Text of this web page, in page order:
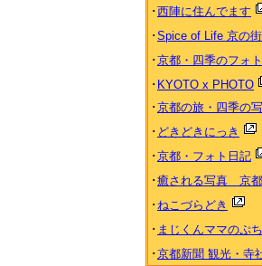
･西陣に住んでます
･Spice of Life 京の
･京都・四季のフォ
･ KYOTO x PHOTO
･京都の旅・四季の
･ どきどきにっき
･京都・フォト日記
･癒される写真 京
･ねこづらどき
･ まじくんママのぷ
･京都新聞 観光・寺